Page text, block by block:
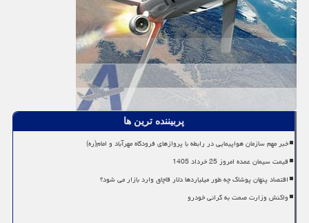
پربیننده ترین ها
خبر مهم سازمان هواپیمایی در رابطه با پروازهای فرودگاه مهرآباد و امام(ره)
قیمت سیمان عمده امروز 25 خرداد 1405
اقتصاد پنهان پوشاک چه طور میلیاردها دلار قاچاق وارد بازار می شود؟
واکنش وزارت صمت به گرانی خودرو